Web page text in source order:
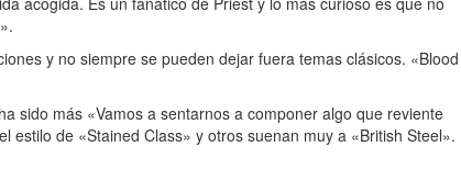
y no siempre se pueden dejar fuera temas clásicos. «Blood
sido más «Vamos a sentarnos a componer algo que reviente
de «Stained Class» y otros suenan muy a «British Steel».